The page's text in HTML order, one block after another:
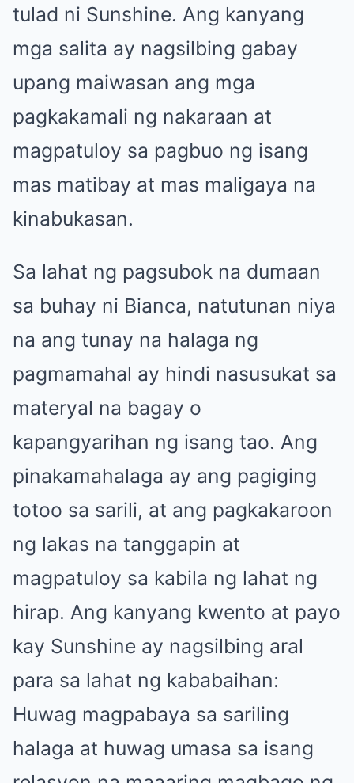
tulad ni Sunshine. Ang kanyang
mga salita ay nagsilbing gabay
upang maiwasan ang mga
pagkakamali ng nakaraan at
magpatuloy sa pagbuo ng isang
mas matibay at mas maligaya na
kinabukasan.
Sa lahat ng pagsubok na dumaan
sa buhay ni Bianca, natutunan niya
na ang tunay na halaga ng
pagmamahal ay hindi nasusukat sa
materyal na bagay o
kapangyarihan ng isang tao. Ang
pinakamahalaga ay ang pagiging
totoo sa sarili, at ang pagkakaroon
ng lakas na tanggapin at
magpatuloy sa kabila ng lahat ng
hirap. Ang kanyang kwento at payo
kay Sunshine ay nagsilbing aral
para sa lahat ng kababaihan:
Huwag magpabaya sa sariling
halaga at huwag umasa sa isang